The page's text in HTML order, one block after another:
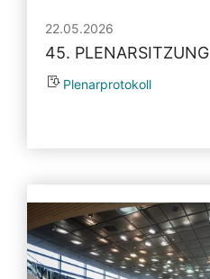
22.05.2026
45. PLENARSITZUNG
Plenarprotokoll